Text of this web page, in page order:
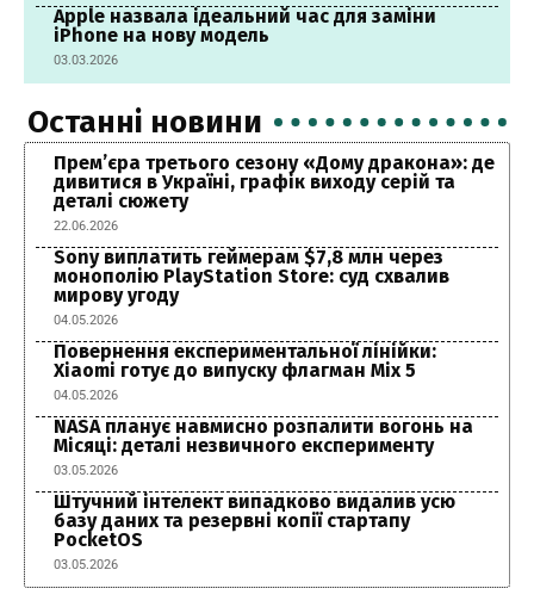
Apple назвала ідеальний час для заміни
iPhone на нову модель
03.03.2026
Останні новини
Прем’єра третього сезону «Дому дракона»: де
дивитися в Україні, графік виходу серій та
деталі сюжету
22.06.2026
Sony виплатить геймерам $7,8 млн через
монополію PlayStation Store: суд схвалив
мирову угоду
04.05.2026
Повернення експериментальної лінійки:
Xiaomi готує до випуску флагман Mix 5
04.05.2026
NASA планує навмисно розпалити вогонь на
Місяці: деталі незвичного експерименту
03.05.2026
Штучний інтелект випадково видалив усю
базу даних та резервні копії стартапу
PocketOS
03.05.2026